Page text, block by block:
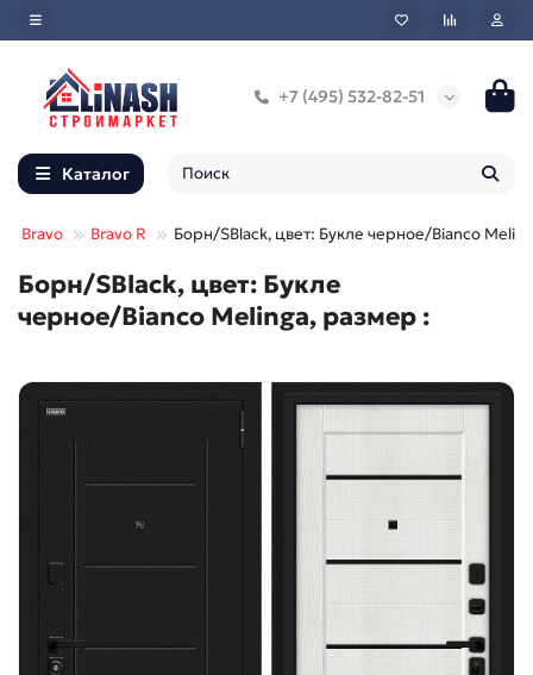
+7 (495) 532-82-51
Каталог
Bravo Bravo R Борн/SBlack, цвет: Букле черное/Bianco
Борн/SBlack, цвет: Букле
черное/Bianco Melinga, размер :